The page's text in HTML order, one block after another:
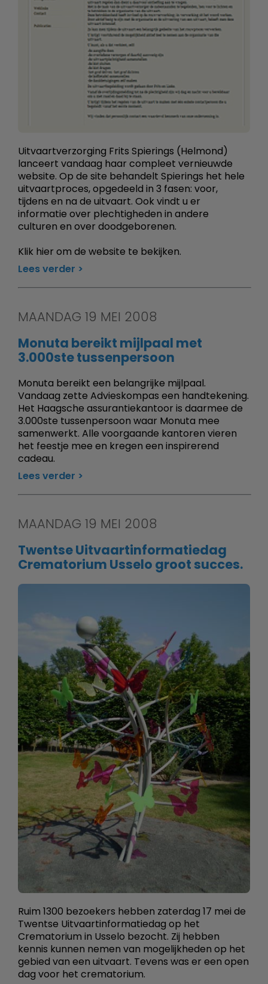
Uitvaartverzorging Frits Spierings (Helmond)
lanceert vandaag haar compleet vernieuwde
website. Op de site behandelt Spierings het hele
uitvaartproces, opgedeeld in 3 fasen: voor,
tijdens en na de uitvaart. Ook vindt u er
informatie over plechtigheden in andere
culturen en over doodgeborenen.
Klik hier om de website te bekijken.
Lees verder
MAANDAG 19 MEI 2008
Monuta bereikt mijlpaal met
3.000ste tussenpersoon
Monuta bereikt een belangrijke mijlpaal.
Vandaag zette Advieskompas een handtekening.
Het Haagsche assurantiekantoor is daarmee de
3.000ste tussenpersoon waar Monuta mee
samenwerkt. Alle voorgaande kantoren vieren
het feestje mee en kregen een inspirerend
cadeau.
Lees verder
MAANDAG 19 MEI 2008
Twentse Uitvaartinformatiedag
Crematorium Usselo groot succes.
Ruim 1300 bezoekers hebben zaterdag 17 mei de
Twentse Uitvaartinformatiedag op het
Crematorium in Usselo bezocht. Zij hebben
kennis kunnen nemen van mogelijkheden op het
gebied van een uitvaart. Tevens was er een open
dag voor het crematorium.